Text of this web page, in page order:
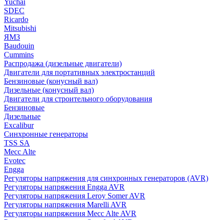
Yuchai
SDEC
Ricardo
Mitsubishi
ЯМЗ
Baudouin
Cummins
Распродажа (дизельные двигатели)
Двигатели для портативных электростанций
Бензиновые (конусный вал)
Дизельные (конусный вал)
Двигатели для строительного оборудования
Бензиновые
Дизельные
Excalibur
Синхронные генераторы
TSS SA
Mecc Alte
Evotec
Engga
Регуляторы напряжения для синхронных генераторов (AVR)
Регуляторы напряжения Engga AVR
Регуляторы напряжения Leroy Somer AVR
Регуляторы напряжения Marelli AVR
Регуляторы напряжения Mecc Alte AVR